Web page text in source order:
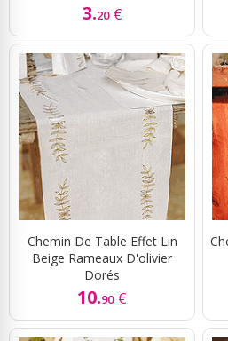
3.20 €
Chemin De Table Effet Lin
Beige Rameaux D'olivier
Dorés
10.90 €